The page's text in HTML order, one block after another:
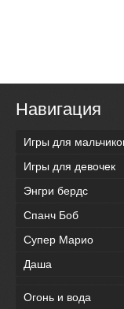
Навигация
Игры для
Игры для девочек
Энгри бердс
Спанч Боб
Супер Марио
Даша
Огонь и вода